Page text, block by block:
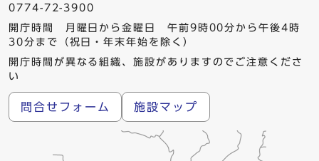
0774-72-3900
開庁時間 月曜日から金曜日 午前9時00分から午後4時
30分まで（祝日・年末年始を除く）
開庁時間が異なる組織、施設がありますのでご注意くださ
い
問合せフォーム 施設マップ